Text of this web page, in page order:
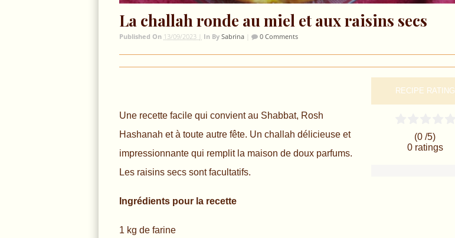
La challah ronde au miel et aux raisins secs
Published On 13/09/2023 | In By Sabrina 0 Comments
Une recette facile qui convient au Shabbat, Rosh
Hashanah et à toute autre fête. Un challah délicieuse et
impressionnante qui remplit la maison de doux parfums.
Les raisins secs sont facultatifs.
Ingrédients pour la recette
1 kg de farine
RECIPE RATING
(0 /5)
0 ratings